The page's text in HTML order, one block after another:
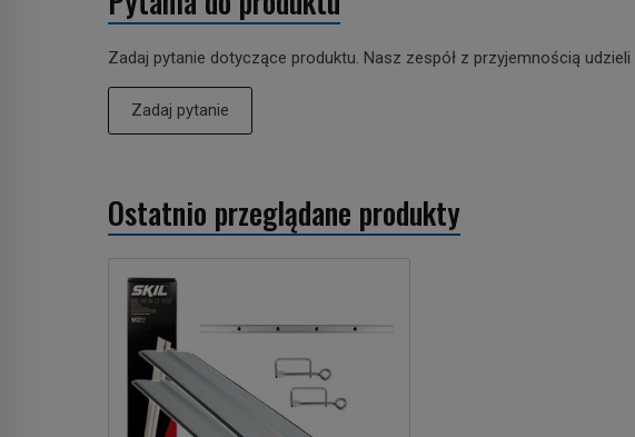
Zadaj pytanie dotyczące produktu. Nasz zespół z przyjemnością
Zadaj pytanie
Ostatnio przeglądane produkty